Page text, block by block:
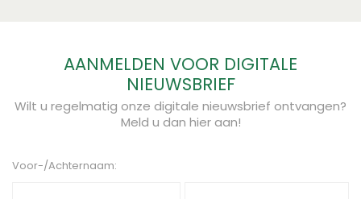
AANMELDEN VOOR DIGITALE
NIEUWSBRIEF
Wilt u regelmatig onze digitale nieuwsbrief ontvangen?
Meld u dan hier aan!
Voor-/Achternaam: